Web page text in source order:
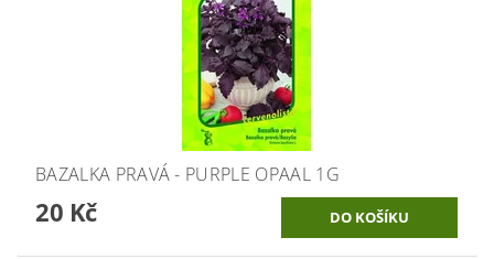
BAZALKA PRAVÁ - PURPLE OPAAL 1G
20 Kč